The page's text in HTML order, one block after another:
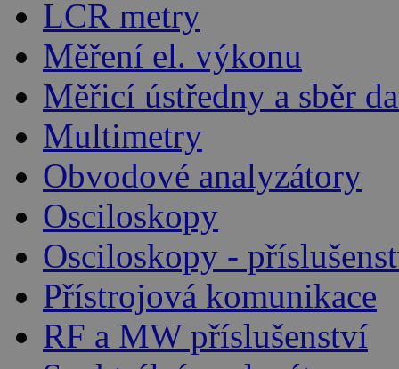
LCR metry
Měření el. výkonu
Měřicí ústředny a sběr
Multimetry
Obvodové analyzátory
Osciloskopy
Osciloskopy -
Přístrojová komunikace
RF a MW příslušenství